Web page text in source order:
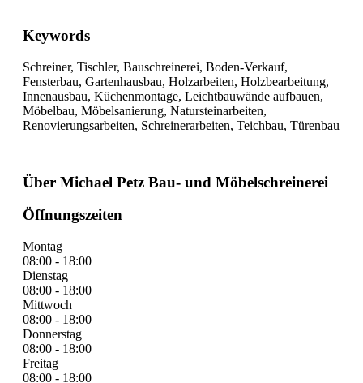
Keywords
Schreiner, Tischler, Bauschreinerei, Boden-Verkauf,
Fensterbau, Gartenhausbau, Holzarbeiten, Holzbearbeitung,
Innenausbau, Küchenmontage, Leichtbauwände aufbauen,
Möbelbau, Möbelsanierung, Natursteinarbeiten,
Renovierungsarbeiten, Schreinerarbeiten, Teichbau, Türenbau
Über Michael Petz Bau- und Möbelschreinerei
Öffnungszeiten
Montag
08:00 - 18:00
Dienstag
08:00 - 18:00
Mittwoch
08:00 - 18:00
Donnerstag
08:00 - 18:00
Freitag
08:00 - 18:00